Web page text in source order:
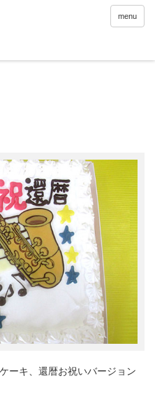
menu
ーキ、還暦お祝いバージョン